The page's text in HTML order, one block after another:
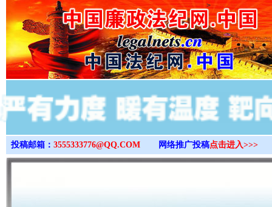
>
投稿邮箱： 3555333776@QQ.COM 网络推广投稿点击进入>>>